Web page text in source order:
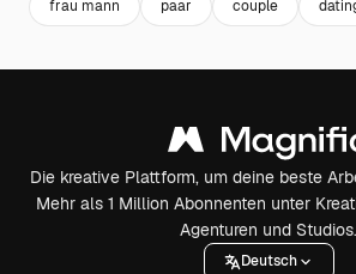
frau mann paar couple
Die kreative Plattform, um deine beste
Mehr als 1 Million Abonnenten unter
Agenturen und Studios.
Deutsch